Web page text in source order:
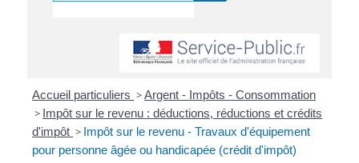
Accueil particuliers >Argent - Impôts - Consommation
> Impôt sur le revenu : déductions, réductions et crédits
d'impôt > Impôt sur le revenu - Travaux d'équipement
pour personne âgée ou handicapée (crédit d'impôt)